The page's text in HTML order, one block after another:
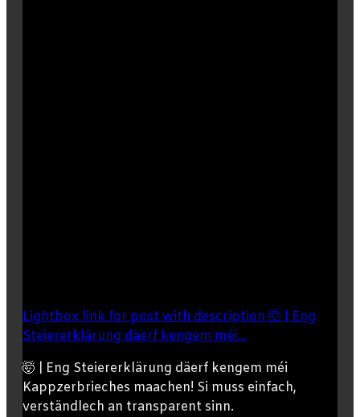
Lightbox link for post with description 🤯 | Eng
Steiererklärung däerf kengem méi...
🤯 | Eng Steiererklärung däerf kengem méi
Kappzerbrieches maachen! Si muss einfach,
verständlech an transparent sinn.